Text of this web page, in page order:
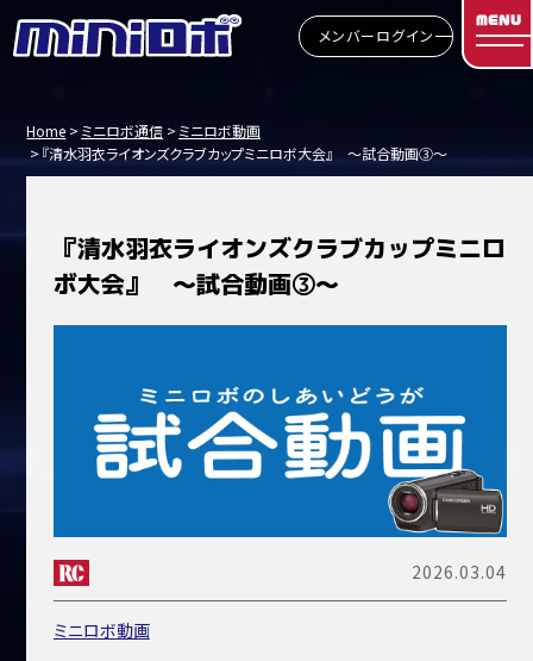
メンバーログイン
MENU
Home ミニロボ通信
ミニロボ動画
『清水羽衣ライオンズクラブカップミニロボ大会』 ～試合動画③～
『清水羽衣ライオンズクラブカップミニロ
ボ大会』 ～試合動画③～
2026.03.04
ミニロボ動画